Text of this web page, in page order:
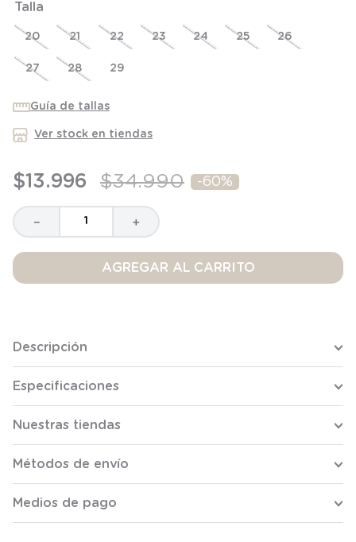
Talla
20 21 22 23 24 25 26
27 28 29
Guía de tallas
Ver stock en tiendas
$13.996 $34.990 -60%
＋
－
AGREGAR AL CARRITO
Descripción
Especificaciones
Nuestras tiendas
Métodos de envío
Medios de pago
zapatillas niño